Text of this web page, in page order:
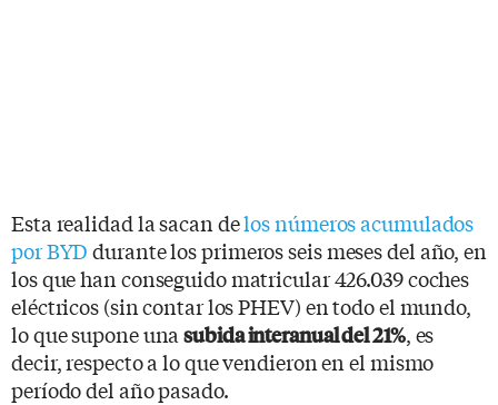
Esta realidad la sacan delos números acumulados
por BYDdurante los primeros seis meses del año, en
los que han conseguido matricular 426.039 coches
eléctricos (sin contar los PHEV) en todo el mundo,
lo que supone unasubida interanual del 21%, es
decir, respecto a lo que vendieron en el mismo
período del año pasado.